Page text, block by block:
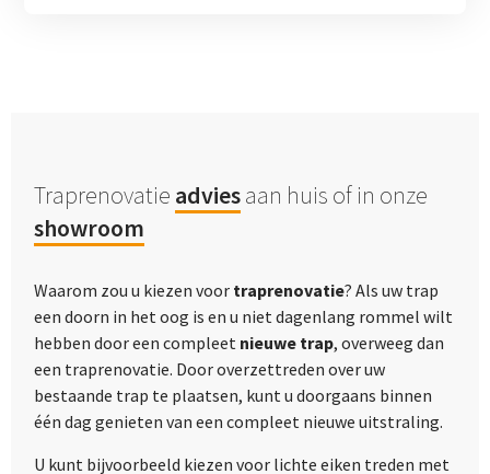
Traprenovatie adviesaan huis of in onze
showroom
Waarom zou u kiezen voor traprenovatie? Als uw trap
een doorn in het oog is en u niet dagenlang rommel wilt
hebben door een compleet nieuwe trap, overweeg dan
een traprenovatie. Door overzettreden over uw
bestaande trap te plaatsen, kunt u doorgaans binnen
één dag genieten van een compleet nieuwe uitstraling.
U kunt bijvoorbeeld kiezen voor lichte eiken treden met